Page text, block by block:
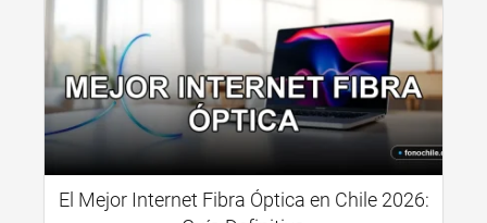
El Mejor Internet Fibra Óptica en Chile 2026: